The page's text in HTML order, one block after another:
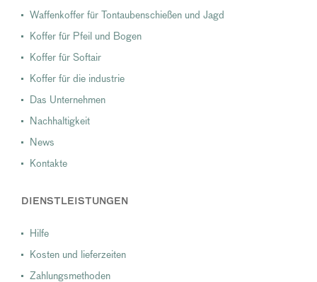
Waffenkoffer für Tontaubenschießen und Jagd
Koffer für Pfeil und Bogen
Koffer für Softair
Koffer für die industrie
Das Unternehmen
Nachhaltigkeit
News
Kontakte
DIENSTLEISTUNGEN
Hilfe
Kosten und lieferzeiten
Zahlungsmethoden